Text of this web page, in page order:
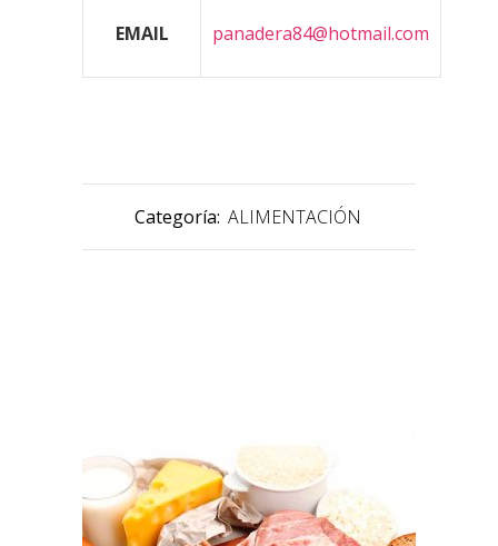
EMAIL panadera84@hotmail.com
Categoría: ALIMENTACIÓN